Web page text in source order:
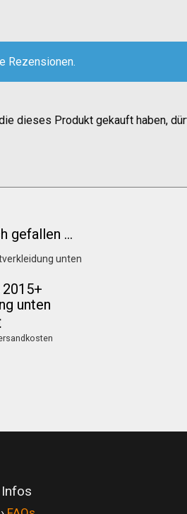
Rezensionen.
dieses Produkt gekauft haben,
gefallen …
unten
Infos